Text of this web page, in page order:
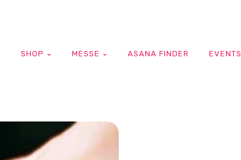
SHOP MESSE ASANA FINDER EVENTS